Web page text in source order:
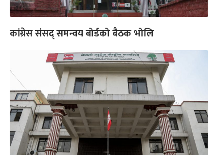
कांग्रेस संसद् समन्वय बोर्डको बैठक भोलि